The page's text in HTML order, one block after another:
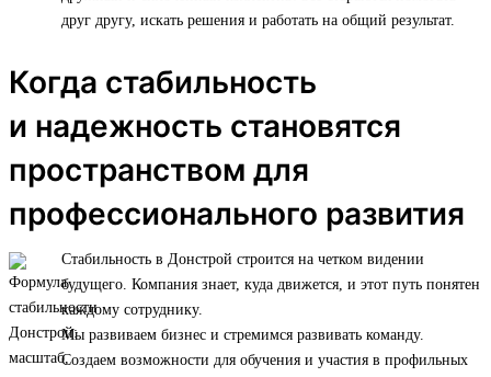
друг другу, искать решения и работать на общий результат.
Когда стабильность
и надежность становятся
пространством для
профессионального развития
Стабильность в Донстрой строится на четком видении
будущего. Компания знает, куда движется, и этот путь понятен
каждому сотруднику.
Мы развиваем бизнес и стремимся развивать команду.
Создаем возможности для обучения и участия в профильных